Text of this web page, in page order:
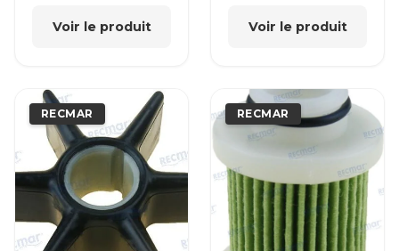
Voir le produit Voir le produit
RECMAR RECMAR